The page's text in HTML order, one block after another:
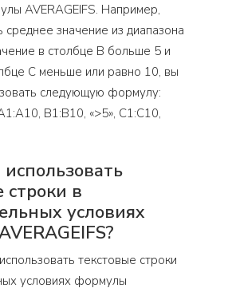
AVERAGEIFS. Например,
среднее значение из диапазона
в столбце B больше 5 и
C меньше или равно 10, вы
следующую формулу:
B1:B10, «>5», C1:C10,
строки в
условиях
текстовые строки
условиях формулы